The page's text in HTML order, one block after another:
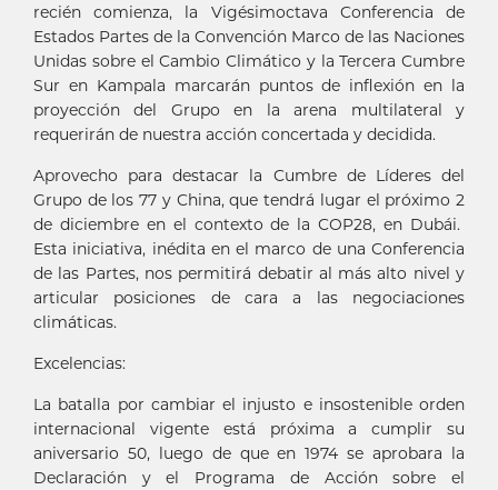
recién comienza, la Vigésimoctava Conferencia de
Estados Partes de la Convención Marco de las Naciones
Unidas sobre el Cambio Climático y la Tercera Cumbre
Sur en Kampala marcarán puntos de inflexión en la
proyección del Grupo en la arena multilateral y
requerirán de nuestra acción concertada y decidida.
Aprovecho para destacar la Cumbre de Líderes del
Grupo de los 77 y China, que tendrá lugar el próximo 2
de diciembre en el contexto de la COP28, en Dubái.
Esta iniciativa, inédita en el marco de una Conferencia
de las Partes, nos permitirá debatir al más alto nivel y
articular posiciones de cara a las negociaciones
climáticas.
Excelencias:
La batalla por cambiar el injusto e insostenible orden
internacional vigente está próxima a cumplir su
aniversario 50, luego de que en 1974 se aprobara la
Declaración y el Programa de Acción sobre el